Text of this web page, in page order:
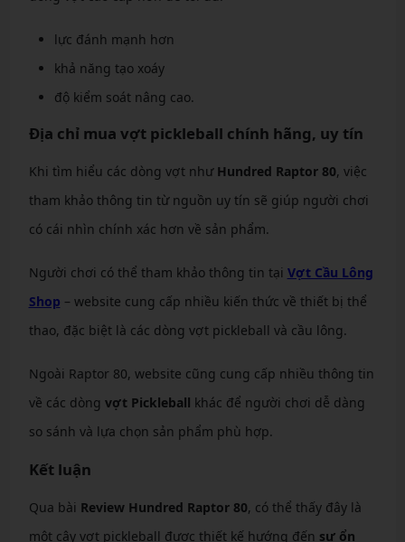
lực đánh mạnh hơn
khả năng tạo xoáy
độ kiểm soát nâng cao.
Địa chỉ mua vợt pickleball chính hãng, uy tín
Khi tìm hiểu các dòng vợt như Hundred Raptor 80, việc
tham khảo thông tin từ nguồn uy tín sẽ giúp người chơi
có cái nhìn chính xác hơn về sản phẩm.
Người chơi có thể tham khảo thông tin tại Vợt Cầu Lông
Shop – website cung cấp nhiều kiến thức về thiết bị thể
thao, đặc biệt là các dòng vợt pickleball và cầu lông.
Ngoài Raptor 80, website cũng cung cấp nhiều thông tin
về các dòng vợt Pickleball khác để người chơi dễ dàng
so sánh và lựa chọn sản phẩm phù hợp.
Kết luận
Qua bài Review Hundred Raptor 80, có thể thấy đây là
một cây vợt pickleball được thiết kế hướng đến sự ổn